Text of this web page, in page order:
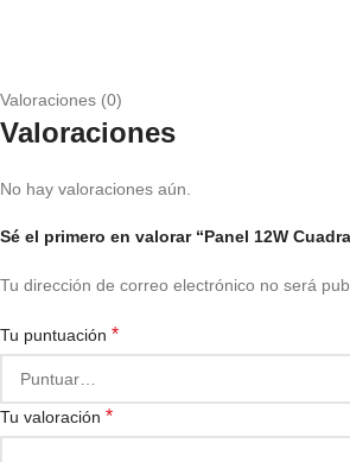
Valoraciones (0)
Valoraciones
No hay valoraciones aún.
Sé el primero en valorar “Panel 12W
Tu dirección de correo electrónico no será
Tu puntuación *
Tu valoración *